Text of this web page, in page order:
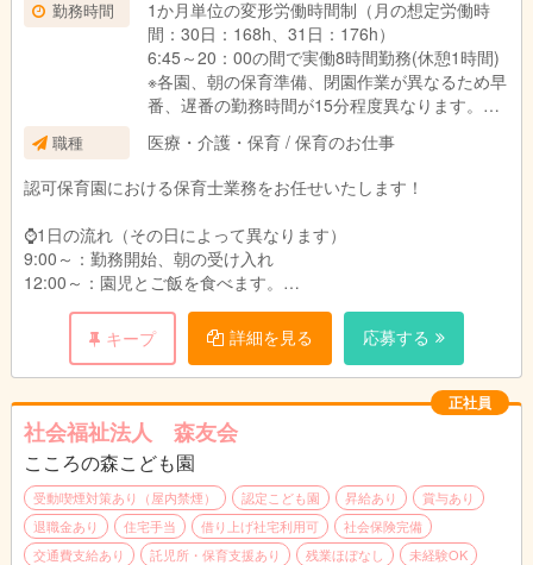
万円
・2年制短大・専門卒：
在籍1年目332万円、2年目361万円、3年目373
万円
・4年生大学卒：月給261,710円
・2年制短大・専門卒：月給255,710円
給与詳細：
・基本給：167,391円～172,791円
・処遇改善Ⅰ手当：47,697円～47,697円
・処遇改善Ⅱ手当：5,039円～5,039円
・処遇改善Ⅲ手当：8,999円～8,999円
・大分市加算手当：998円
・固定残業代15時間分：25,586円～26,186円
※固定残業代は時間外労働の有無にかかわらず、
15時間分を支給。超過分は追加支給
※上記手当に関しては国、行政の事業により変更
する場合あり
勤務時間
1か月単位の変形労働時間制（月の想定労働時
間：30日：168h、31日：176h）
6:45～20：00の間で実働8時間勤務(休憩1時間)
※各園、朝の保育準備、閉園作業が異なるため早
番、遅番の勤務時間が15分程度異なります。
シフト例：
・6:45～15:45
・8:00～17:00
・9:00～18:00
・10:00～19:00
・11:00～20:00
※土曜日出勤：月に2~3度程度
職種
医療・介護・保育 / 保育のお仕事
認可保育園における保育士業務をお任せいたします！
⌚1日の流れ（その日によって異なります）
9:00～：勤務開始、朝の受け入れ
12:00～：園児とご飯を食べます。
14:00～：午睡見守り
15:00～：おやつの配膳
17:00～：降園、引き渡し
18:00：勤務終了
★昼食350円（おやつ付き）
★動きやすい服装で勤務OK!（制服等はございません。）
★実地試験なし
※仕事内容の変更範囲（法人の定める業務）
キープ 詳細を見る 応募する
正社員
社会福祉法人 森友会
こころの森こども園
受動喫煙対策あり（屋内禁煙） 認定こども園 昇給あり
賞与あり
退職金あり
住宅手当 借り上げ社宅利用可
社会保険完備
交通費支給あり
託児所・保育支援あり 残業ほぼなし 未経験OK